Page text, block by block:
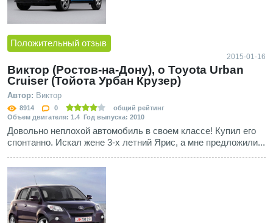
Положительный отзыв
2015-01-16
Виктор (Ростов-на-Дону), о Toyota Urban
Cruiser (Тойота Урбан Крузер)
Автор: Виктор
8914 0
общий рейтинг
Объем двигателя: 1.4 Год выпуска: 2010
Довольно неплохой автомобиль в своем классе! Купил его
спонтанно. Искал жене 3-х летний Ярис, а мне предложили...